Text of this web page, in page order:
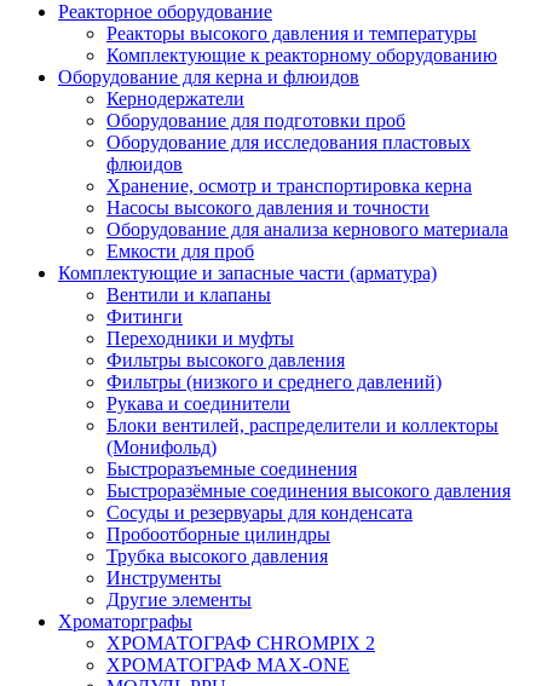
Реакторное оборудование
Реакторы высокого давления и температуры
Комплектующие к реакторному оборудованию
Оборудование для керна и флюидов
Кернодержатели
Оборудование для подготовки проб
Оборудование для исследования пластовых
флюидов
Хранение, осмотр и транспортировка керна
Насосы высокого давления и точности
Оборудование для анализа кернового материала
Емкости для проб
Комплектующие и запасные части (арматура)
Вентили и клапаны
Фитинги
Переходники и муфты
Фильтры высокого давления
Фильтры (низкого и среднего давлений)
Рукава и соединители
Блоки вентилей, распределители и коллекторы
(Монифольд)
Быстроразъемные соединения
Быстроразёмные соединения высокого давления
Сосуды и резервуары для конденсата
Пробоотборные цилиндры
Трубка высокого давления
Инструменты
Другие элементы
Хроматорграфы
ХРОМАТОГРАФ CHROMPIX 2
ХРОМАТОГРАФ MAX-ONE